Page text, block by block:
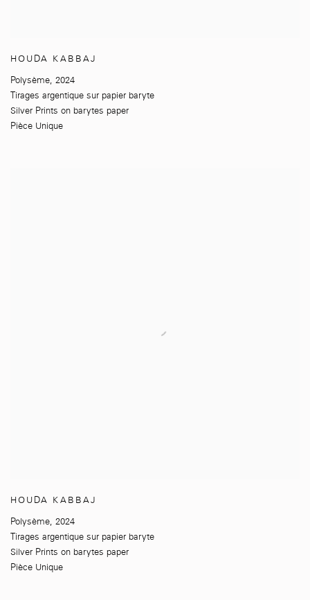
HOUDA KABBAJ
Polysème, 2024
Tirages argentique sur papier baryte
Silver Prints on barytes paper
Pièce Unique
HOUDA KABBAJ
Polysème, 2024
Tirages argentique sur papier baryte
Silver Prints on barytes paper
Pièce Unique